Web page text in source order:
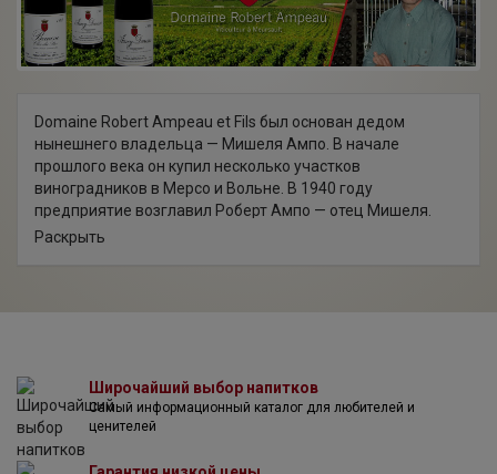
Domaine Robert Ampeau et Fils был основан дедом
нынешнего владельца — Мишеля Ампо. В начале
прошлого века он купил несколько участков
виноградников в Мерсо и Вольне. В 1940 году
предприятие возглавил Роберт Ампо — отец Мишеля.
Примерно в это время собственность семьи Ампо
площадь виноградников, принадлежащих семье,
приблизилась к 10 гектарам, такой она остается и сейчас.
Средний возраст лоз составляет 50 лет, а их
урожайность находится в пределах 25 гектолитров с
Раскрыть
Широчайший выбор напитков
Самый информационный каталог для любителей и
ценителей